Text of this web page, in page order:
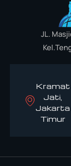
JL.
Kramat
Jati,
Jakarta
Timur